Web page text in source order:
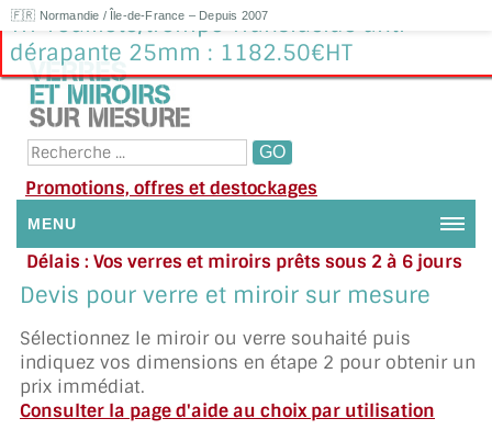
🇫🇷 Normandie / Île-de-France – Depuis 2007
Tri-Feuilleté/trempé Translucide anti
dérapante 25mm : 1182.50€HT
Promotions, offres et destockages
MENU
NOUS CONTACTER
DEMANDE DE DEVIS
SUIVI DE DEVIS
Délais : Vos verres et miroirs prêts sous 2 à 6 jours
en moyenne
Besoin d'aide ?
Appelez ou envoyez un SMS au 06 79 92 33 38
Devis pour verre et miroir sur mesure
Sélectionnez le miroir ou verre souhaité puis
indiquez vos dimensions en étape 2 pour obtenir un
prix immédiat.
Consulter la page d'aide au choix par utilisation